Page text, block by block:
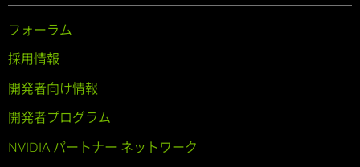
フォーラム
採用情報
開発者向け情報
開発者プログラム
NVIDIA パートナー ネットワーク